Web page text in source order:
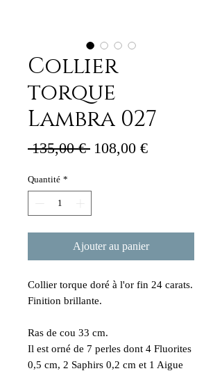
Collier
torque
Lambra 027
135,00 € Prix
108,00 €Prix
Quantité *
Ajouter au panier
Collier torque doré à l'or fin 24 carats.
Finition brillante.
Ras de cou 33 cm.
Il est orné de 7 perles dont 4 Fluorites
0,5 cm, 2 Saphirs 0,2 cm et 1 Aigue